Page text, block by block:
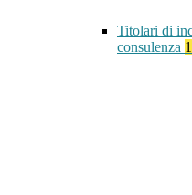
Titolari di
consulenza